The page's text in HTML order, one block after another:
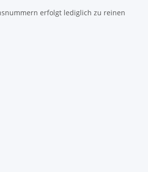
erfolgt lediglich zu reinen